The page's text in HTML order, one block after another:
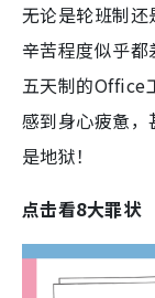
无论是轮班制
辛苦程度似乎
五天制的Office
感到身心疲惫
是地狱！
点击看8大罪状